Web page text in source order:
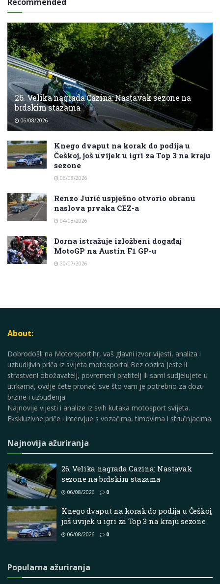
26. Velika nagrada Cazina: Nastavak sezone na
brdskim stazama
06/08/2026
Knego dvaput na korak do podija u
Češkoj, još uvijek u igri za Top 3 na kraju
sezone
06/08/2026
Renzo Jurić uspješno otvorio obranu
naslova prvaka CEZ-a
04/08/2026
Dorna istražuje izložbeni događaj
MotoGP na Austin F1 GP-u
30/07/2026
About:
Dobrodošli na Motorsport.hr, vaš glavni izvor vijesti, analiza i
uzbudljivih priča iz svijeta motosporta! Bez obzira jeste li
strastveni obožavatelj, povremeni pratitelj ili sami sudjelujete u
utrkama, ovdje ćete pronaći sve što vam je potrebno za dozu
brzine i uzbuđenja
Najnovije vijesti i analize iz svih kutaka motosport svijeta.
Ekskluzivne priče i intervjue s vozačima, timovima i stručnjacima.
Najnovija ažuriranja
26. Velika nagrada Cazina: Nastavak
sezone na brdskim stazama
06/08/2026 0
Knego dvaput na korak do podija u Češkoj,
još uvijek u igri za Top 3 na kraju sezone
06/08/2026 0
Popularna ažuriranja